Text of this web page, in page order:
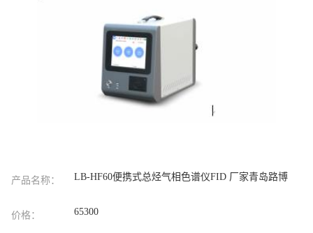
产品名称： LB-HF60便携式总烃气相色谱仪FID 厂家青岛路博
价格： 65300